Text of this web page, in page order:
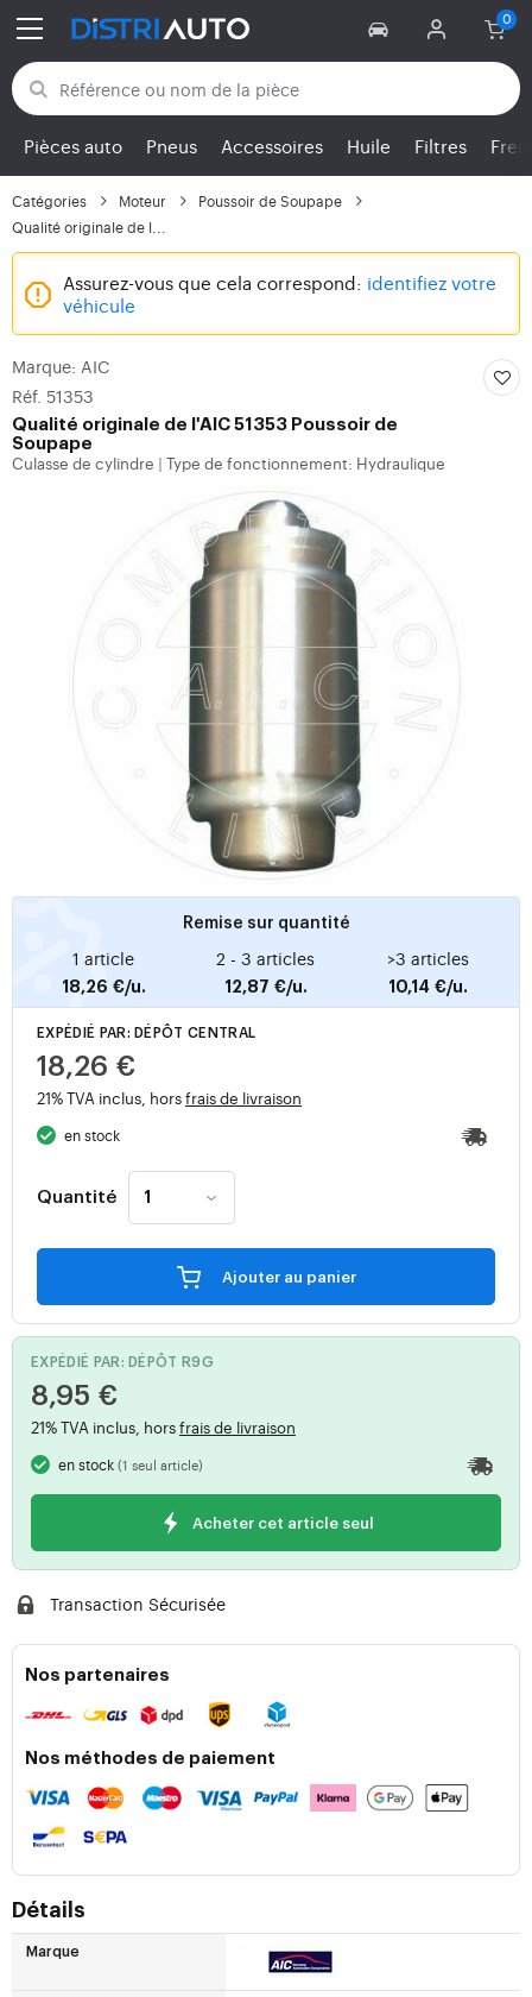
Retour aux catégories
Pièces auto Pneus Accessoires Huile Filtres
Catégories Moteur
Poussoir de Soupape
Qualité originale de l...
Assurez-vous que cela correspond: identifiez votre
véhicule
Marque: AIC
Réf. 51353
Qualité originale de l'AIC 51353 Poussoir de
Soupape
Culasse de cylindre Type de fonctionnement: Hydraulique
Remise sur quantité
1 article
18,26 €/u.
2 - 3 articles
12,87 €/u.
>3 articles
10,14 €/u.
EXPÉDIÉ PAR: DÉPÔT CENTRAL
18,26 €
21% TVA inclus, horsfrais de livraison
en stock
Quantité
Ajouter au panier
EXPÉDIÉ PAR: DÉPÔT R9G
8,95 €
21% TVA inclus, horsfrais de livraison
en stock(1 seul article)
Acheter cet article seul
Transaction Sécurisée
Nos partenaires
Nos méthodes de paiement
Détails
Marque